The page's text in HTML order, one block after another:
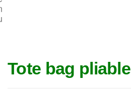
Tote bag pliable